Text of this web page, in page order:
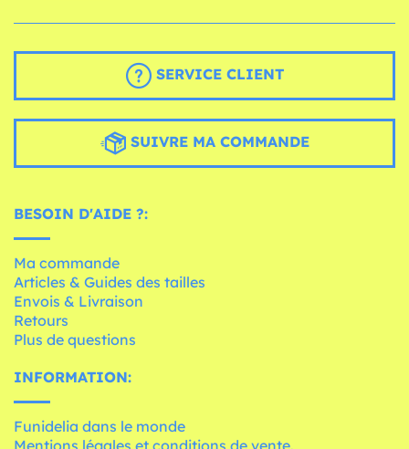
SERVICE CLIENT
SUIVRE MA COMMANDE
BESOIN D'AIDE ?:
Ma commande
Articles & Guides des tailles
Envois & Livraison
Retours
Plus de questions
INFORMATION:
Funidelia dans le monde